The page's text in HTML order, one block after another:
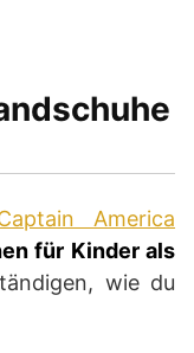
America
für Kinder als
wie du